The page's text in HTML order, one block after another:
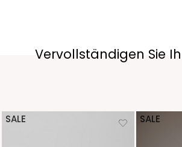
Vervollständigen Sie
SALE SALE